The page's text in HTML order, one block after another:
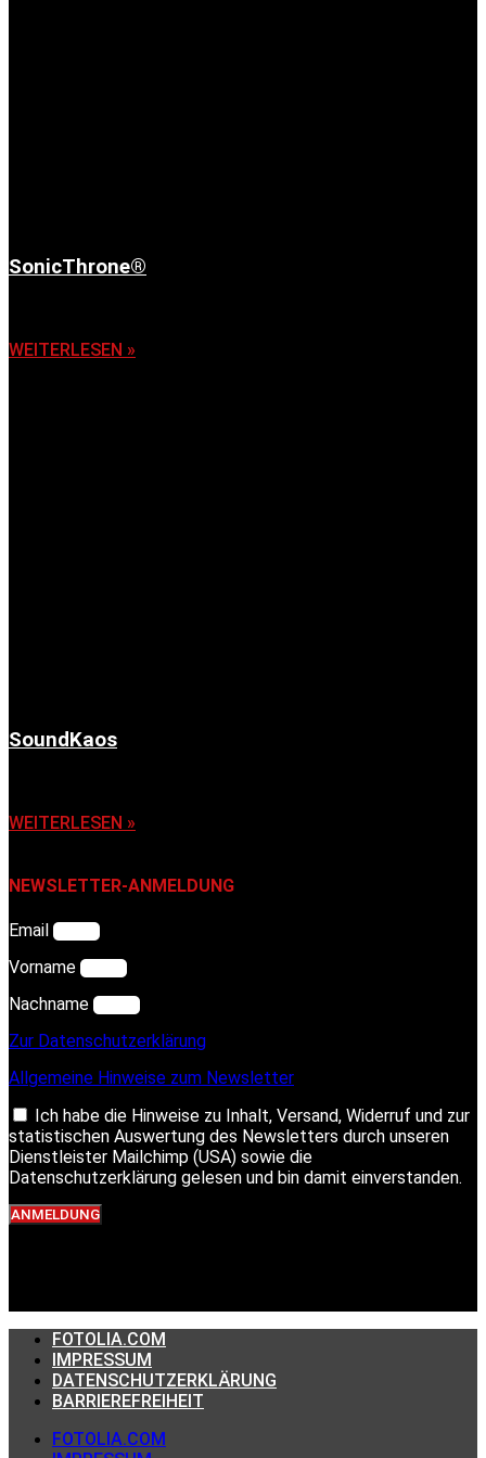
SonicThrone®
WEITERLESEN »
SoundKaos
WEITERLESEN »
NEWSLETTER-ANMELDUNG
Email
Vorname
Nachname
Zur Datenschutzerklärung
Allgemeine Hinweise zum Newsletter
Ich habe die Hinweise zu Inhalt, Versand, Widerruf und zur
statistischen Auswertung des Newsletters durch unseren
Dienstleister Mailchimp (USA) sowie die
Datenschutzerklärung gelesen und bin damit einverstanden.
ANMELDUNG
FOTOLIA.COM
IMPRESSUM
DATENSCHUTZERKLÄRUNG
BARRIEREFREIHEIT
FOTOLIA.COM